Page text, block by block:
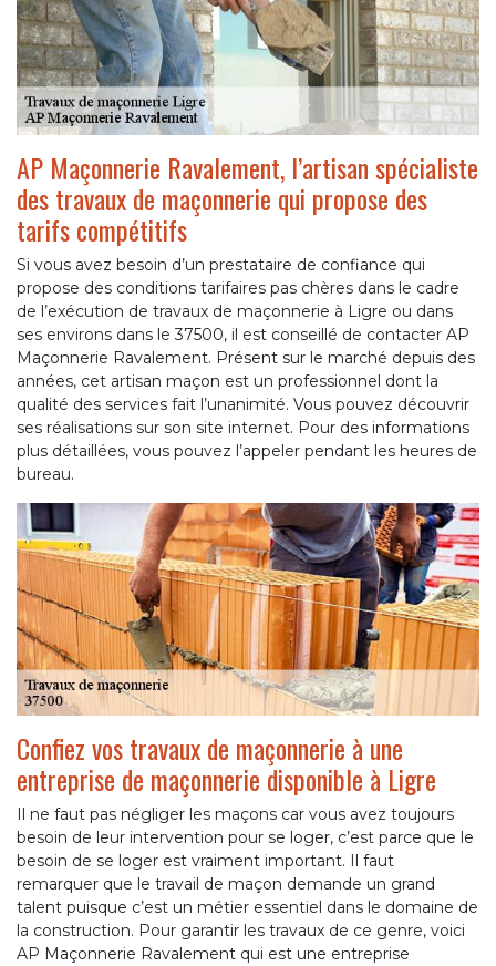
AP Maçonnerie Ravalement, l’artisan spécialiste
des travaux de maçonnerie qui propose des
tarifs compétitifs
Si vous avez besoin d’un prestataire de confiance qui
propose des conditions tarifaires pas chères dans le cadre
de l’exécution de travaux de maçonnerie à Ligre ou dans
ses environs dans le 37500, il est conseillé de contacter AP
Maçonnerie Ravalement. Présent sur le marché depuis des
années, cet artisan maçon est un professionnel dont la
qualité des services fait l’unanimité. Vous pouvez découvrir
ses réalisations sur son site internet. Pour des informations
plus détaillées, vous pouvez l’appeler pendant les heures de
bureau.
Confiez vos travaux de maçonnerie à une
entreprise de maçonnerie disponible à Ligre
Il ne faut pas négliger les maçons car vous avez toujours
besoin de leur intervention pour se loger, c’est parce que le
besoin de se loger est vraiment important. Il faut
remarquer que le travail de maçon demande un grand
talent puisque c’est un métier essentiel dans le domaine de
la construction. Pour garantir les travaux de ce genre, voici
AP Maçonnerie Ravalement qui est une entreprise